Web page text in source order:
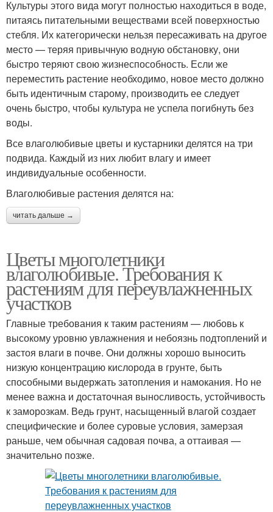
Культуры этого вида могут полностью находиться в воде,
питаясь питательными веществами всей поверхностью
стебля. Их категорически нельзя пересаживать на другое
место — теряя привычную водную обстановку, они
быстро теряют свою жизнеспособность. Если же
переместить растение необходимо, новое место должно
быть идентичным старому, производить ее следует
очень быстро, чтобы культура не успела погибнуть без
воды.
Все влаголюбивые цветы и кустарники делятся на три
подвида. Каждый из них любит влагу и имеет
индивидуальные особенности.
Влаголюбивые растения делятся на:
читать дальше →
Цветы многолетники
влаголюбивые. Требования к
растениям для переувлажненных
участков
Главные требования к таким растениям — любовь к
высокому уровню увлажнения и небоязнь подтоплений и
застоя влаги в почве. Они должны хорошо выносить
низкую концентрацию кислорода в грунте, быть
способными выдержать затопления и намокания. Но не
менее важна и достаточная выносливость, устойчивость
к заморозкам. Ведь грунт, насыщенный влагой создает
специфические и более суровые условия, замерзая
раньше, чем обычная садовая почва, а оттаивая —
значительно позже.